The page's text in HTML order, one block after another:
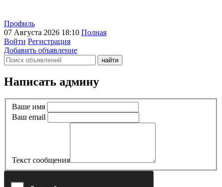
Профиль
07 Августа 2026 18:10 Полная
Войти Регистрация
Добавить объявление
Написать админу
Ваше имя
Ваш email
Текст сообщения